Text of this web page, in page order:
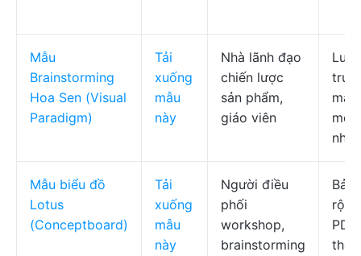
Mẫu
Brainstorming
Hoa Sen (Visual
Paradigm)
Tải
xuống
mẫu
này
Nhà lãnh đạo
chiến lược
sản phẩm,
giáo viên
mở
Mẫu biểu đồ
Lotus
(Conceptboard)
Tải
xuống
mẫu
này
Người điều
phối
workshop,
brainstorming
thể